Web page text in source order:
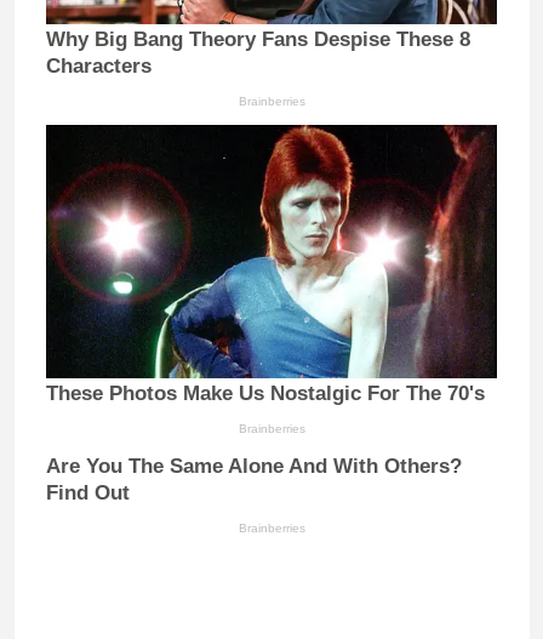
Why Big Bang Theory Fans Despise These 8
Characters
Brainberries
These Photos Make Us Nostalgic For The 70's
Brainberries
Are You The Same Alone And With Others?
Find Out
Brainberries